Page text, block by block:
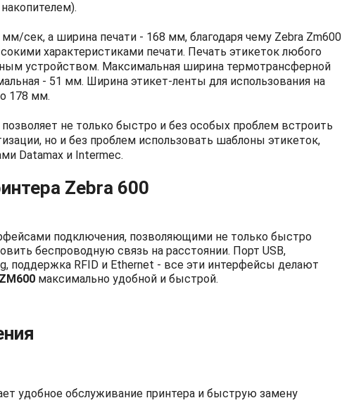
сек, а ширина печати - 168 мм, благодаря чему Zebra Zm600
характеристиками печати. Печать этикеток любого
устройством. Максимальная ширина термотрансферной
- 51 мм. Ширина этикет-ленты для использования на
178 мм.
не только быстро и без особых проблем встроить
но и без проблем использовать шаблоны этикеток,
Datamax и Intermec.
Zebra 600
подключения, позволяющими не только быстро
беспроводную связь на расстоянии. Порт USB,
поддержка RFID и Ethernet - все эти интерфейсы делают
максимально удобной и быстрой.
удобное обслуживание принтера и быструю замену